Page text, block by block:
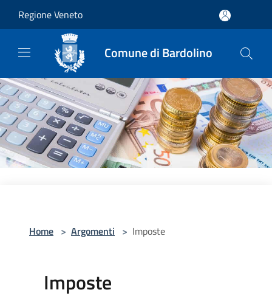
Regione Veneto
Comune di Bardolino
Home > Argomenti > Imposte
Imposte